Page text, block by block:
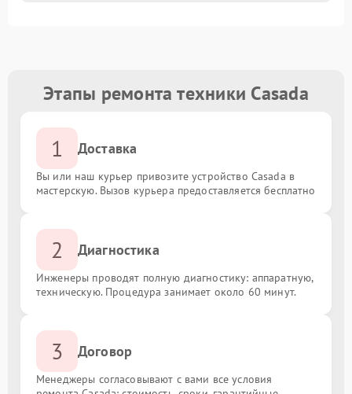
Этапы ремонта техники Casada
1 Доставка
Вы или наш курьер привозите устройство Casada в
мастерскую. Вызов курьера предоставляется бесплатно
2 Диагностика
Инженеры проводят полную диагностику: аппаратную,
техническую. Процедура занимает около 60 минут.
3 Договор
Менеджеры согласовывают с вами все условия